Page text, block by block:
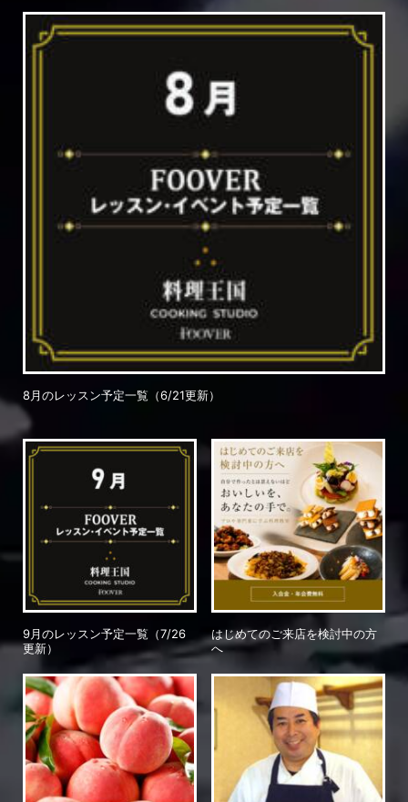
8月のレッスン予定一覧（6/21更新）
9月のレッスン予定一覧（7/26
更新）
はじめてのご来店を検討中の方
へ